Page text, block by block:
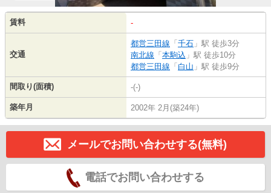
賃料 -
交通
都営三田線 「 千石 」駅 徒歩3分
南北線 「 本駒込 」駅 徒歩10分
都営三田線 「 白山 」駅 徒歩9分
間取り(面積) -(-)
築年月 2002年 2月(築24年)
メールでお問い合わせする(無料)
電話でお問い合わせする